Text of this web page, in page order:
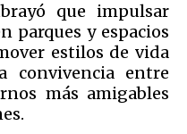
que impulsar
parques y espacios
estilos de vida
convivencia entre
más amigables